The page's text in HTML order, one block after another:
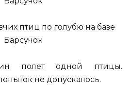
полет одной птицы.
не допускалось.